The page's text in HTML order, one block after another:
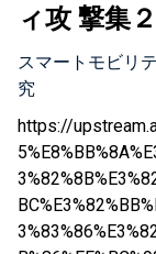
るという課題に
実際のインシデ
ら、ス マートモ
テッドエコシス
ています。 この
イバー攻撃の主
ドカーのサイバ
ィ攻 撃集
スマートモビリ
究
https://